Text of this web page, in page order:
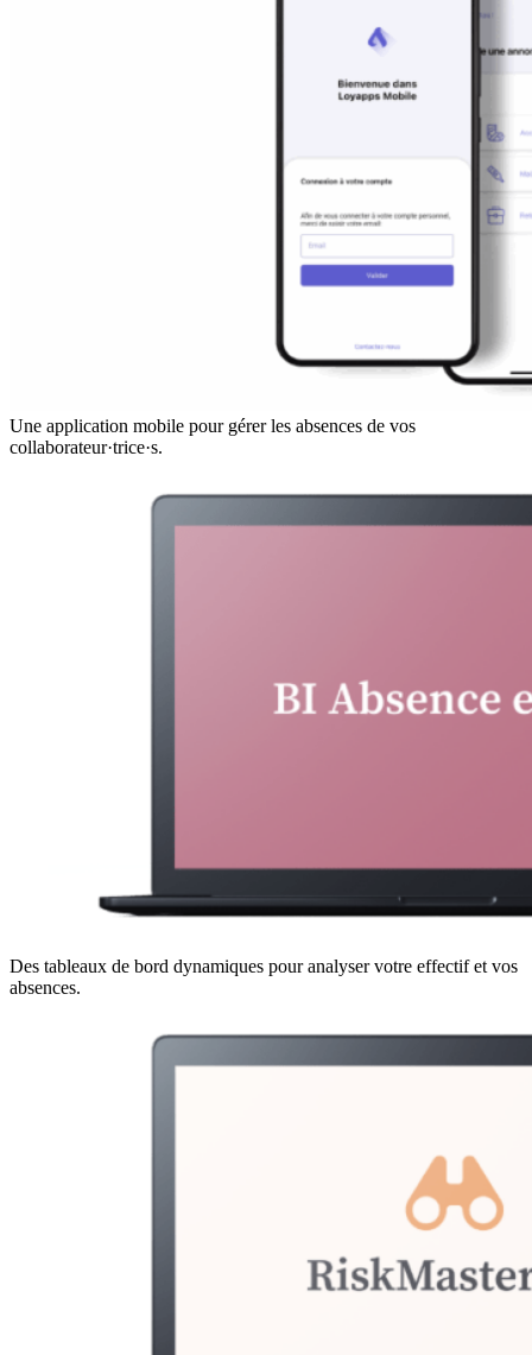
Une application mobile pour gérer les absences de vos
collaborateur·trice·s.
Des tableaux de bord dynamiques pour analyser votre effectif et vos
absences.